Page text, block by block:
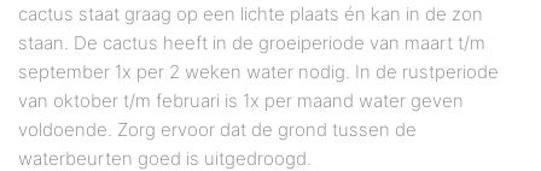
cactus staat graag op een lichte plaats én kan in de zon
staan. De cactus heeft in de groeiperiode van maart t/m
september 1x per 2 weken water nodig. In de rustperiode
van oktober t/m februari is 1x per maand water geven
voldoende. Zorg ervoor dat de grond tussen de
waterbeurten goed is uitgedroogd.